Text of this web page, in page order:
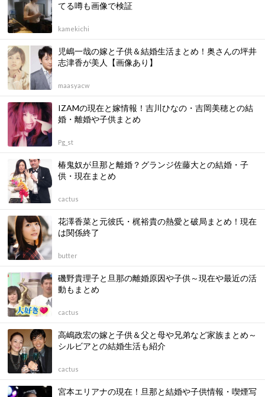
てる噂も画像で検証
kamekichi
児嶋一哉の嫁と子供＆結婚生活まとめ！奥さんの坪井
志津香が美人【画像あり】
maasyacw
IZAMの現在と嫁情報！吉川ひなの・吉岡美穂との結
婚・離婚や子供まとめ
Pg_st
椿鬼奴が旦那と離婚？グランジ佐藤大との結婚・子
供・現在まとめ
cactus
花澤香菜と元彼氏・梶裕貴の熱愛と破局まとめ！現在
は関係終了
butter
磯野貴理子と旦那の離婚原因や子供～現在や最近の活
動もまとめ
cactus
高嶋政宏の嫁と子供＆父と母や兄弟など家族まとめ～
シルビアとの結婚生活も紹介
cactus
宮本エリアナの現在！旦那と結婚や子供情報・喫煙写